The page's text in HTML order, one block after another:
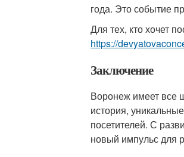
года. Это событие
Для тех, кто хочет
https://
Заключение
Воронеж имеет все
история,
посетителей. С
новый импульс для